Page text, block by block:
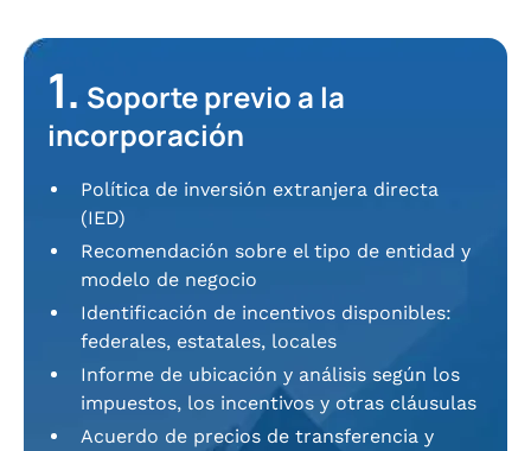
1. Soporte previo a la
incorporación
Política de inversión extranjera directa
(IED)
Recomendación sobre el tipo de entidad y
modelo de negocio
Identificación de incentivos disponibles:
federales, estatales, locales
Informe de ubicación y análisis según los
impuestos, los incentivos y otras cláusulas
Acuerdo de precios de transferencia y